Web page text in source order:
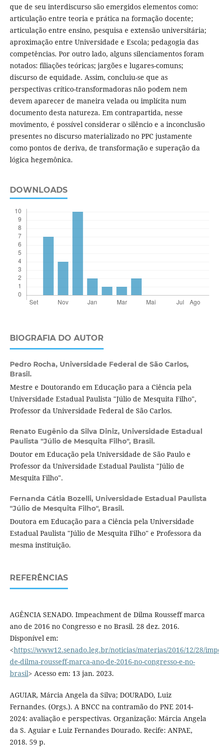
que de seu interdiscurso são emergidos elementos como:
articulação entre teoria e prática na formação docente;
articulação entre ensino, pesquisa e extensão universitária;
aproximação entre Universidade e Escola; pedagogia das
competências. Por outro lado, alguns silenciamentos foram
notados: filiações teóricas; jargões e lugares-comuns;
discurso de equidade. Assim, concluiu-se que as
perspectivas crítico-transformadoras não podem nem
devem aparecer de maneira velada ou implícita num
documento desta natureza. Em contrapartida, nesse
movimento, é possível considerar o silêncio e a inconclusão
presentes no discurso materializado no PPC justamente
como pontos de deriva, de transformação e superação da
lógica hegemônica.
DOWNLOADS
BIOGRAFIA DO AUTOR
Pedro Rocha, Universidade Federal de São Carlos,
Brasil.
Mestre e Doutorando em Educação para a Ciência pela
Universidade Estadual Paulista "Júlio de Mesquita Filho",
Professor da Universidade Federal de São Carlos.
Renato Eugênio da Silva Diniz, Universidade Estadual
Paulista "Júlio de Mesquita Filho", Brasil.
Doutor em Educação pela Universidade de São Paulo e
Professor da Universidade Estadual Paulista "Júlio de
Mesquita Filho".
Fernanda Cátia Bozelli, Universidade Estadual Paulista
"Júlio de Mesquita Filho", Brasil.
Doutora em Educação para a Ciência pela Universidade
Estadual Paulista "Júlio de Mesquita Filho" e Professora da
mesma instituição.
REFERÊNCIAS
AGÊNCIA SENADO. Impeachment de Dilma Rousseff marca
ano de 2016 no Congresso e no Brasil. 28 dez. 2016.
Disponível em:
<https://www12.senado.leg.br/noticias/materias/2016/12/28/
de-dilma-rousseff-marca-ano-de-2016-no-congresso-e-no-
brasil> Acesso em: 13 jan. 2023.
AGUIAR, Márcia Angela da Silva; DOURADO, Luiz
Fernandes. (Orgs.). A BNCC na contramão do PNE 2014-
2024: avaliação e perspectivas. Organização: Márcia Angela
da S. Aguiar e Luiz Fernandes Dourado. Recife: ANPAE,
2018. 59 p.